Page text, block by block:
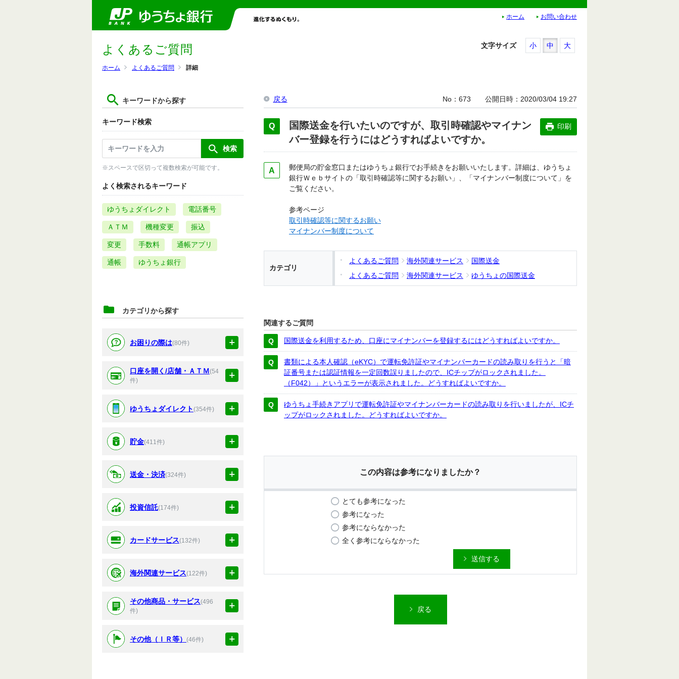
ホーム お問い合わせ
ホーム よくあるご質問 詳細
よくあるご質問
キーワードから探す
キーワード検索
※スペースで区切って複数検索が可能です。
よく検索されるキーワード
ゆうちょダイレクト 電話番号
ＡＴＭ 機種変更 振込
変更 手数料 通帳アプリ
通帳 ゆうちょ銀行
カテゴリから探す
お困りの際は(80件)
口座を開く/店舗・ＡＴＭ(54
件)
ゆうちょダイレクト(354件)
貯金(411件)
送金・決済(324件)
投資信託(174件)
カードサービス(132件)
海外関連サービス(122件)
その他商品・サービス(496
件)
その他（ＩＲ等） (46件)
文字サイズ 小 中 大
戻る No 673 公開日時 2020/03/04 19:27
国際送金を行いたいのですが、取引時確認やマイナン
バー登録を行うにはどうすればよいですか。
印刷
郵便局の貯金窓口またはゆうちょ銀行でお手続きをお願いいたします。詳細は、ゆうちょ
銀行Ｗｅｂサイトの「取引時確認等に関するお願い」、「マイナンバー制度について」を
ご覧ください。
参考ページ
取引時確認等に関するお願い
マイナンバー制度について
カテゴリ
よくあるご質問 海外関連サービス
国際送金
よくあるご質問
海外関連サービス ゆうちょの国際送金
関連するご質問
国際送金を利用するため、口座にマイナンバーを登録するにはどうすればよいですか。
書類による本人確認（eKYC）で運転免許証やマイナンバーカードの読み取りを行うと「暗
証番号または認証情報を一定回数誤りましたので、ICチップがロックされました。
（F042）」というエラーが表示されました。どうすればよいですか。
ゆうちょ手続きアプリで運転免許証やマイナンバーカードの読み取りを行いましたが、ICチ
ップがロックされました。どうすればよいですか。
この内容は参考になりましたか？
とても参考になった
参考になった
参考にならなかった
全く参考にならなかった
送信する
戻る